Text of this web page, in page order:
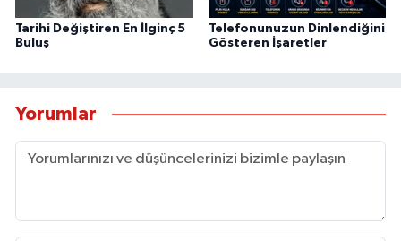
Tarihi Değiştiren En İlginç 5
Buluş
Telefonunuzun Dinlendiğini
Gösteren İşaretler
Yorumlar